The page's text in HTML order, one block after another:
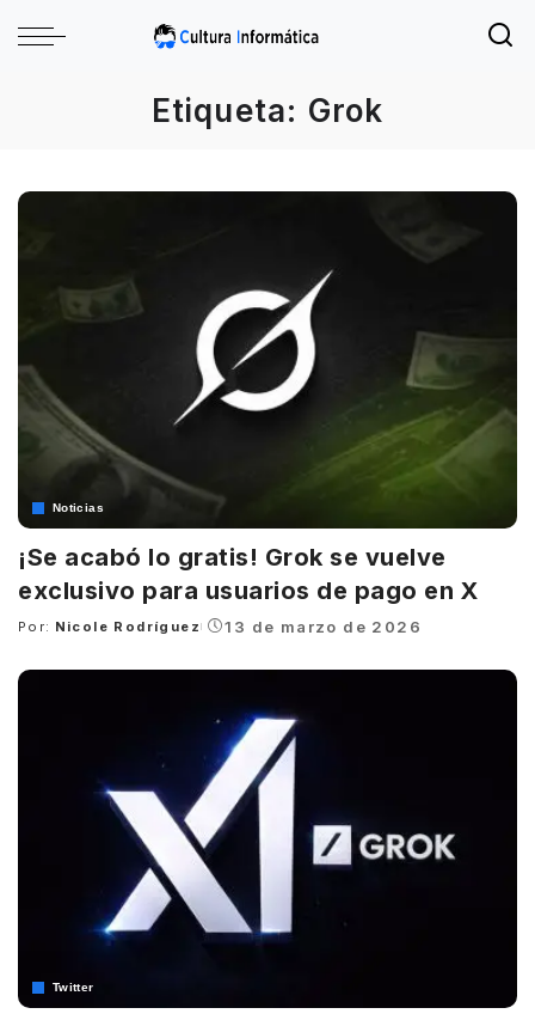
Etiqueta: Grok
Noticias
¡Se acabó lo gratis! Grok se vuelve
exclusivo para usuarios de pago en X
Posted
Por: Nicole Rodríguez 13 de marzo de 2026
Twitter